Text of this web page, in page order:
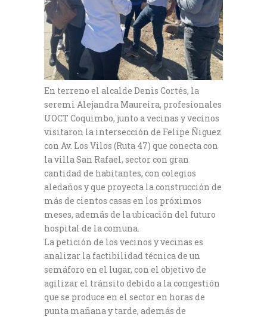
En terreno el alcalde Denis Cortés, la
seremi Alejandra Maureira, profesionales
UOCT Coquimbo, junto a vecinas y vecinos
visitaron la intersección de Felipe Ñiguez
con Av. Los Vilos (Ruta 47) que conecta con
la villa San Rafael, sector con gran
cantidad de habitantes, con colegios
aledaños y que proyecta la construcción de
más de cientos casas en los próximos
meses, además de la ubicación del futuro
hospital de la comuna.
La petición de los vecinos y vecinas es
analizar la factibilidad técnica de un
semáforo en el lugar, con el objetivo de
agilizar el tránsito debido a la congestión
que se produce en el sector en horas de
punta mañana y tarde, además de